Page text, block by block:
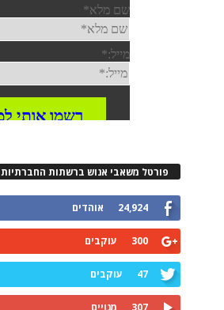
פורטל משאבי אנוש ברשתות החברתיות
24,924 אוהדים
300 עוקבים
47 עוקבים